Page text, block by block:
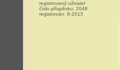
registrovaný uživatel
číslo příspěvku: 2048
registrován: 8-2015